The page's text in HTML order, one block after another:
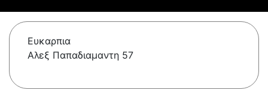
Ευκαρπια
Αλεξ Παπαδιαμαντη 57